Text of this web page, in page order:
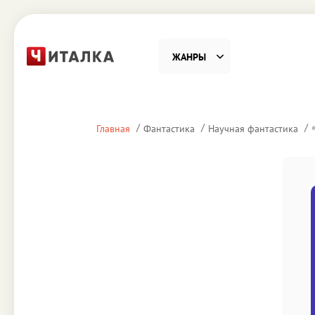
ЖАНРЫ
Главная Фантастика Научная фантастика «